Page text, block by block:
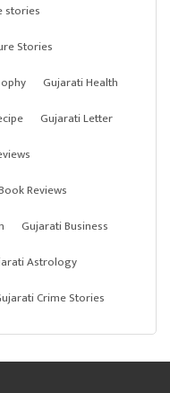
stories
Stories
Gujarati Health
Gujarati Letter
Reviews
Gujarati Business
Astrology
Crime Stories